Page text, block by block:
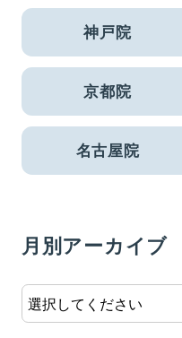
神戸院
京都院
名古屋院
月別アーカイブ